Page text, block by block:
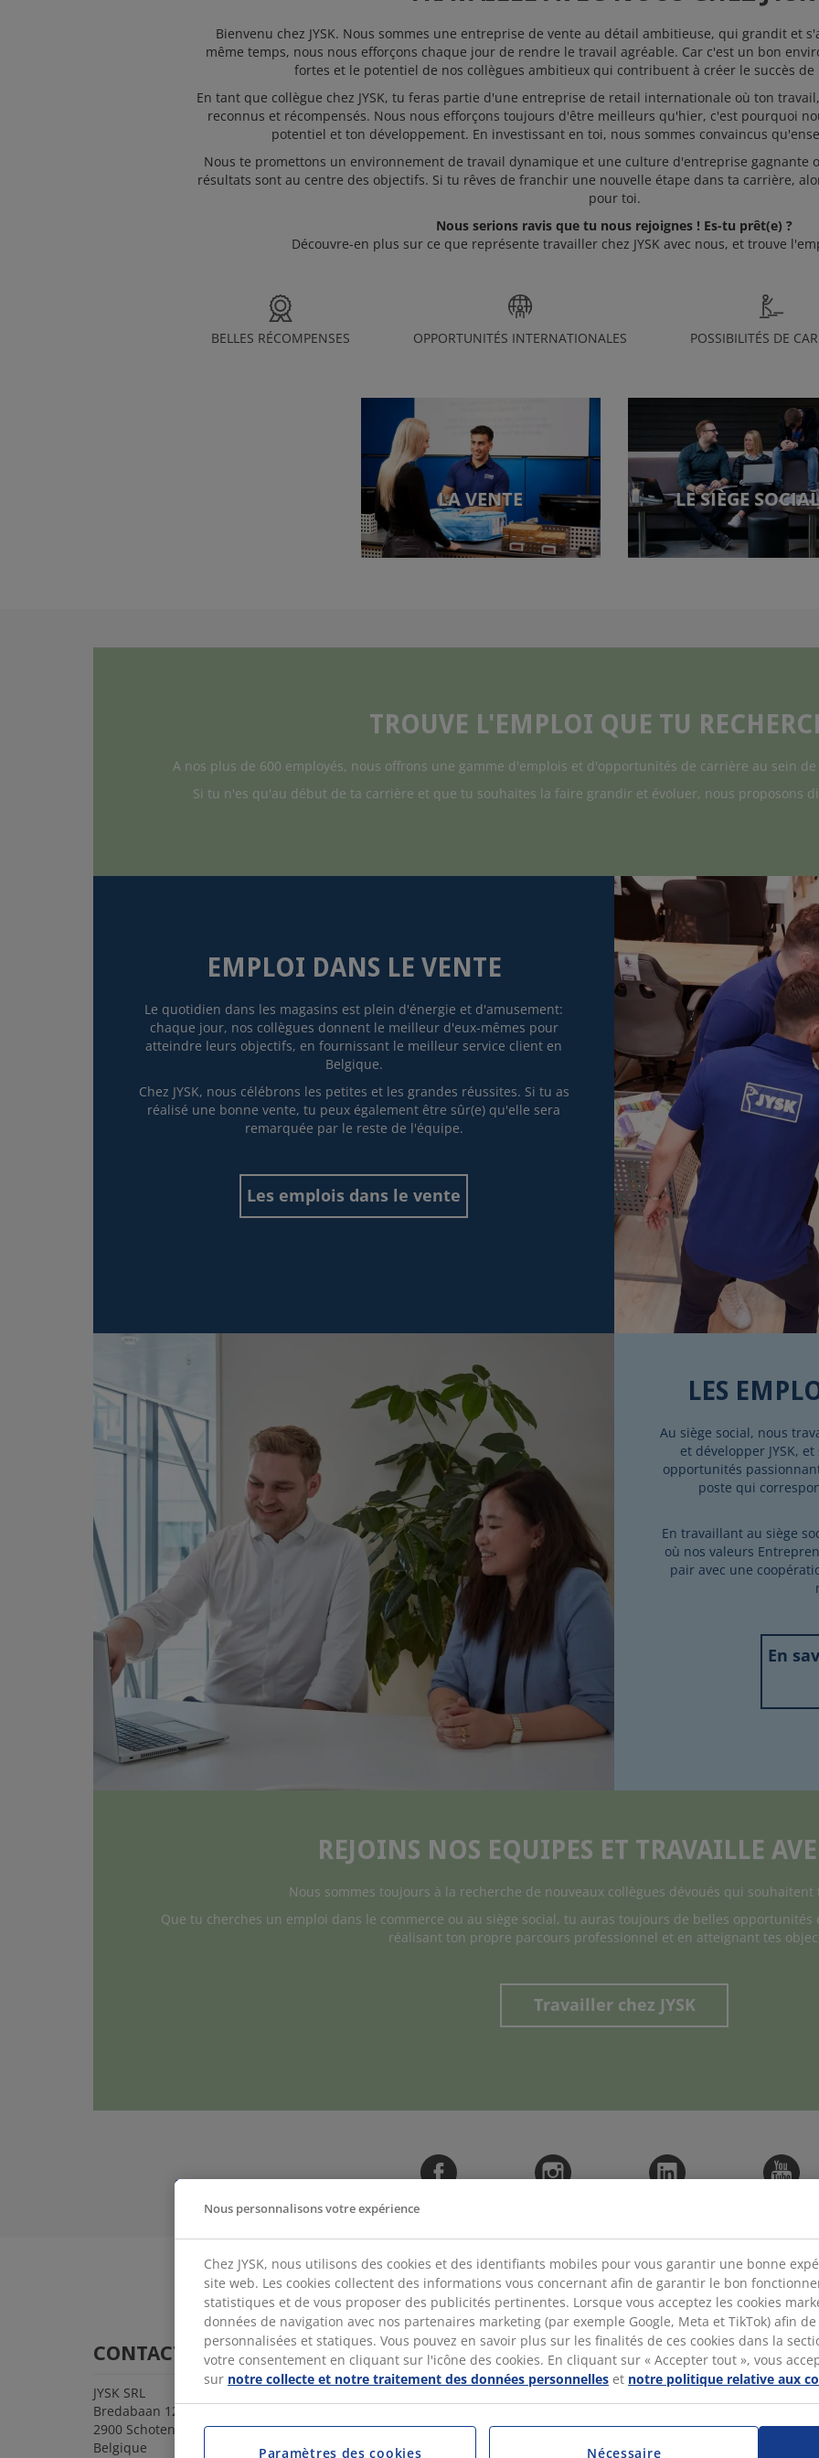
Bienvenu chez JYSK. Nous sommes une entreprise de vente au détail ambitieuse, qui grandit et
même temps, nous nous efforçons chaque jour de rendre le travail agréable. Car c'est un bon
fortes et le potentiel de nos collègues ambitieux qui contribuent à créer le succès
En tant que collègue chez JYSK, tu feras partie d'une entreprise de retail internationale où ton
reconnus et récompensés. Nous nous efforçons toujours d'être meilleurs qu'hier, c'est pourquoi
potentiel et ton développement. En investissant en toi, nous sommes convaincus
Nous te promettons un environnement de travail dynamique et une culture d'entreprise gagnante
résultats sont au centre des objectifs. Si tu rêves de franchir une nouvelle étape dans ta carrière,
pour toi.
Nous serions ravis que tu nous rejoignes ! Es-tu prêt(e) ?
Découvre-en plus sur ce que représente travailler chez JYSK avec nous, et trouve
BELLES RÉCOMPENSES OPPORTUNITÉS INTERNATIONALES POSSIBILITÉS DE
LA VENTE LE SIÈGE
TROUVE L'EMPLOI QUE TU
A nos plus de 600 employés, nous offrons une gamme d'emplois et d'opportunités de carrière au sein
Si tu n'es qu'au début de ta carrière et que tu souhaites la faire grandir et évoluer, nous proposons
EMPLOI DANS LE VENTE
Le quotidien dans les magasins est plein d'énergie et d'amusement:
chaque jour, nos collègues donnent le meilleur d'eux-mêmes pour
atteindre leurs objectifs, en fournissant le meilleur service client en
Belgique.
Chez JYSK, nous célébrons les petites et les grandes réussites. Si tu as
réalisé une bonne vente, tu peux également être sûr(e) qu'elle sera
remarquée par le reste de l'équipe.
Les emplois dans le vente
LES
Au siège social, nous
et développer JYSK,
opportunités
poste qui
En travaillant au siège
où nos valeurs
pair avec une
En
REJOINS NOS EQUIPES ET TRAVAILLE
Nous sommes toujours à la recherche de nouveaux collègues dévoués qui souhaitent
Que tu cherches un emploi dans le commerce ou au siège social, tu auras toujours de belles
réalisant ton propre parcours professionnel et en atteignant tes
Travailler chez JYSK
Facebook
CONTACT
JYSK SRL
Bredabaan 1285 C
2900 Schoten
Belgique
CATÉGORIES
JYSK en tant qu'employeur
Nous personnalisons votre expérience
Chez JYSK, nous utilisons des cookies et des identifiants mobiles pour vous garantir une bonne
site web. Les cookies collectent des informations vous concernant afin de garantir le bon
statistiques et de vous proposer des publicités pertinentes. Lorsque vous acceptez les cookies
données de navigation avec nos partenaires marketing (par exemple Google, Meta et TikTok) afin
personnalisées et statiques. Vous pouvez en savoir plus sur les finalités de ces cookies dans la
votre consentement en cliquant sur l'icône des cookies. En cliquant sur « Accepter tout », vous
sur notre collecte et notre traitement des données personnelles et notre politique relative aux
Paramètres des cookies Nécessaire